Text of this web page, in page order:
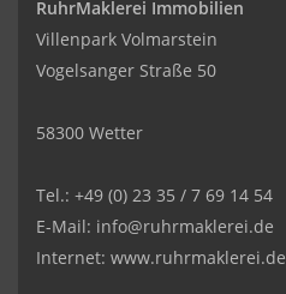
RuhrMaklerei Immobilien
Villenpark Volmarstein
Vogelsanger Straße 50
58300 Wetter
Tel.: +49 (0) 23 35 / 7 69 14 54
E-Mail: info@ruhrmaklerei.de
Internet: www.ruhrmaklerei.de